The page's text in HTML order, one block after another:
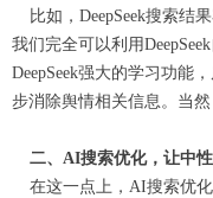
比如，DeepSeek搜索结
我们完全可以利用
DeepSeek强大的学习功能 ，
步消除舆情相关信息。当
二、AI搜索优化，让中
在这一点上，AI搜索优